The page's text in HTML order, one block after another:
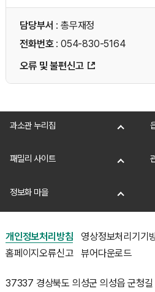
담당부서 : 총무재정
전화번호: 054-830-5164
오류 및 불편신고
과소관 누리집
패밀리 사이트
정보화 마을
개인정보처리방침 영상정보처리기기
홈페이지오류신고
뷰어다운로드
37337 경상북도 의성군 의성읍 군청